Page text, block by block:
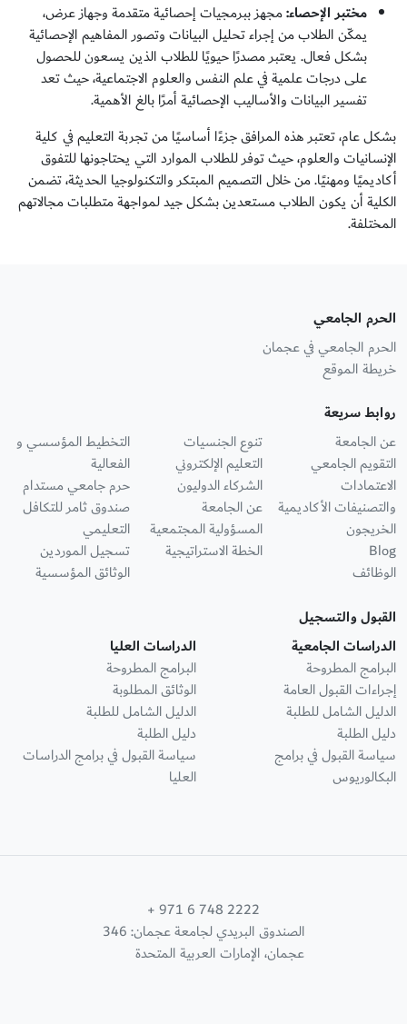
مختبر الإحصاء:مجهز ببرمجيات إحصائية متقدمة وجهاز عرض،
يمكّن الطلاب من إجراء تحليل البيانات وتصور المفاهيم الإحصائية
بشكل فعال. يعتبر مصدرًا حيويًا للطلاب الذين يسعون للحصول
على درجات علمية في علم النفس والعلوم الاجتماعية، حيث تعد
تفسير البيانات والأساليب الإحصائية أمرًا بالغ الأهمية.
بشكل عام، تعتبر هذه المرافق جزءًا أساسيًا من تجربة التعليم في كلية
الإنسانيات والعلوم، حيث توفر للطلاب الموارد التي يحتاجونها للتفوق
أكاديميًا ومهنيًا. من خلال التصميم المبتكر والتكنولوجيا الحديثة، تضمن
الكلية أن يكون الطلاب مستعدين بشكل جيد لمواجهة متطلبات مجالاتهم
المختلفة.
الحرم الجامعي
الحرم الجامعي في عجمان
خريطة الموقع
روابط سريعة
عن الجامعة
التقويم الجامعي
الاعتمادات
والتصنيفات الأكاديمية
الخريجون
Blog
الوظائف
تنوع الجنسيات
التعليم الإلكتروني
الشركاء الدوليون
عن الجامعة
المسؤولية المجتمعية
الخطة الاستراتيجية
التخطيط المؤسسي و
الفعالية
حرم جامعي مستدام
صندوق ثامر للتكافل
التعليمي
تسجيل الموردين
الوثائق المؤسسية
القبول والتسجيل
الدراسات الجامعية
البرامج المطروحة
إجراءات القبول العامة
الدليل الشامل للطلبة
دليل الطلبة
سياسة القبول في برامج
البكالوريوس
الدراسات العليا
البرامج المطروحة
الوثائق المطلوبة
الدليل الشامل للطلبة
دليل الطلبة
سياسة القبول في برامج الدراسات
العليا
+ 971 6 748 2222
الصندوق البريدي لجامعة عجمان: 346
عجمان، الإمارات العربية المتحدة